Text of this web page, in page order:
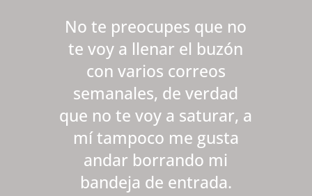
No te preocupes que no
te voy a llenar el buzón
con varios correos
semanales, de verdad
que no te voy a saturar, a
mí tampoco me gusta
andar borrando mi
bandeja de entrada.